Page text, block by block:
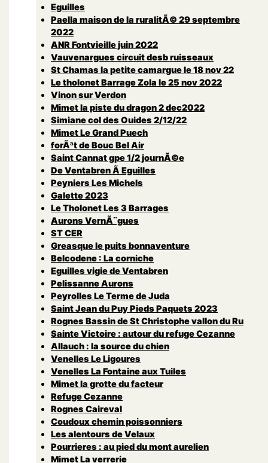
Eguilles
Paella maison de la ruralitÃ© 29 septembre
2022
ANR Fontvieille juin 2022
Vauvenargues circuit desb ruisseaux
St Chamas la petite camargue le 18 nov 22
Le tholonet Barrage Zola le 25 nov 2022
Vinon sur Verdon
Mimet la piste du dragon 2 dec2022
Simiane col des Ouides 2/12/22
Mimet Le Grand Puech
forÃªt de Bouc Bel Air
Saint Cannat gpe 1/2 journÃ©e
De Ventabren Ã Eguilles
Peyniers Les Michels
Galette 2023
Le Tholonet Les 3 Barrages
Aurons VernÃ¨gues
ST CER
Greasque le puits bonnaventure
Belcodene : La corniche
Eguilles vigie de Ventabren
Pelissanne Aurons
Peyrolles Le Terme de Juda
Saint Jean du Puy Pieds Paquets 2023
Rognes Bassin de St Christophe vallon du Ru
Sainte Victoire : autour du refuge Cezanne
Allauch : la source du chien
Venelles Le Ligoures
Venelles La Fontaine aux Tuiles
Mimet la grotte du facteur
Refuge Cezanne
Rognes Caireval
Coudoux chemin poissonniers
Les alentours de Velaux
Pourrieres : au pied du mont aurelien
Mimet La verrerie